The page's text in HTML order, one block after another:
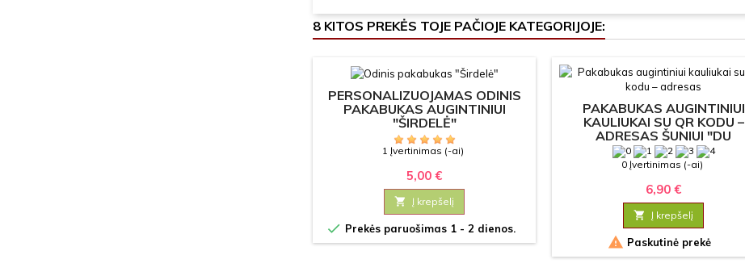
8 KITOS PREKĖS TOJE PAČIOJE KATEGORIJOJE:
PERSONALIZUOJAMAS ODINIS
PAKABUKAS AUGINTINIUI
"ŠIRDELĖ"
1 Įvertinimas (-ai)
5,00 €
 Į krepšelį
 Prekės paruošimas 1 - 2 dienos.
PAKABUKAS AUGINTINIUI
KAULIUKAI SU QR KODU –
ADRESAS ŠUNIUI "DU
KAULIUKAI"
0 Įvertinimas (-ai)
6,90 €
 Į krepšelį
 Paskutinė prekė